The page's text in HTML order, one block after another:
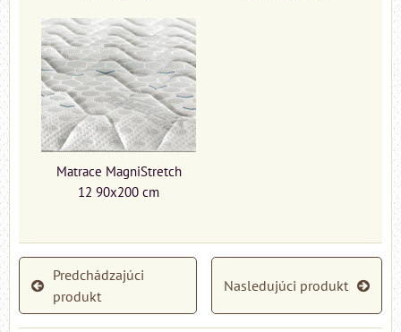
Matrace MagniStretch
12 90x200 cm
Predchádzajúci
produkt
Nasledujúci produkt